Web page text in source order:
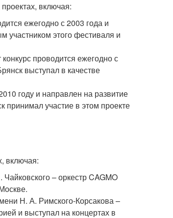
включая:
ежегодно с 2003 года и
участником этого фестиваля и
проводится ежегодно с
выступал в качестве
году и направлен на развитие
принимал участие в этом проекте
включая:
– оркестр CAGMO
Н. А. Римского-Корсакова –
и выступал на концертах в